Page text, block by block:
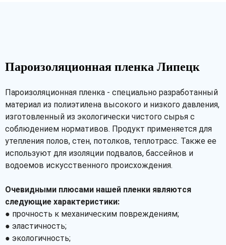
Пароизоляционная пленка Липецк
Пароизоляционная пленка - специально разработанный
материал из полиэтилена высокого и низкого давления,
изготовленный из экологически чистого сырья с
соблюдением нормативов. Продукт применяется для
утепления полов, стен, потолков, теплотрасс. Также ее
используют для изоляции подвалов, бассейнов и
водоемов искусственного происхождения.
Очевидными плюсами нашей пленки являются
следующие характеристики:
● прочность к механическим повреждениям;
● эластичность;
● экологичность;